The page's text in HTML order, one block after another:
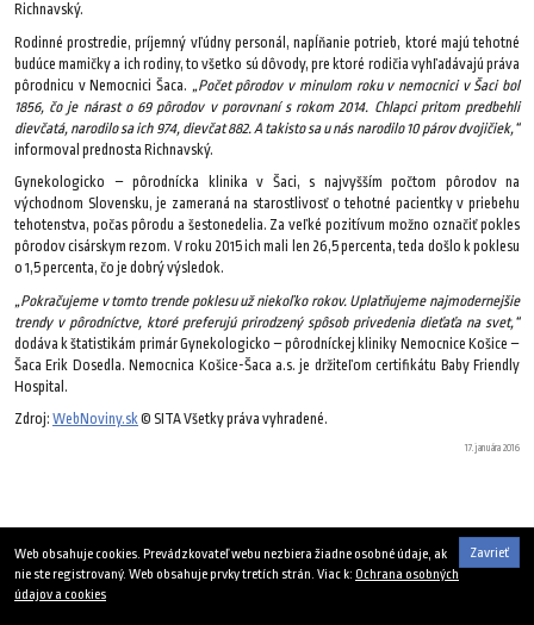
Richnavský.
Rodinné prostredie, príjemný vľúdny personál, napĺňanie potrieb, ktoré majú tehotné
budúce mamičky a ich rodiny, to všetko sú dôvody, pre ktoré rodičia vyhľadávajú práva
pôrodnicu v Nemocnici Šaca. „Počet pôrodov v minulom roku v nemocnici v Šaci bol
1856, čo je nárast o 69 pôrodov v porovnaní s rokom 2014. Chlapci pritom predbehli
dievčatá, narodilo sa ich 974, dievčat 882. A takisto sa u nás narodilo 10 párov dvojičiek,“
informoval prednosta Richnavský.
Gynekologicko – pôrodnícka klinika v Šaci, s najvyšším počtom pôrodov na
východnom Slovensku, je zameraná na starostlivosť o tehotné pacientky v priebehu
tehotenstva, počas pôrodu a šestonedelia. Za veľké pozitívum možno označiť pokles
pôrodov cisárskym rezom. V roku 2015 ich mali len 26,5 percenta, teda došlo k poklesu
o 1,5 percenta, čo je dobrý výsledok.
„Pokračujeme v tomto trende poklesu už niekoľko rokov. Uplatňujeme najmodernejšie
trendy v pôrodníctve, ktoré preferujú prirodzený spôsob privedenia dieťaťa na svet,“
dodáva k štatistikám primár Gynekologicko – pôrodníckej kliniky Nemocnice Košice –
Šaca Erik Dosedla. Nemocnica Košice-Šaca a.s. je držiteľom certifikátu Baby Friendly
Hospital.
Zdroj: WebNoviny.sk© SITA Všetky práva vyhradené.
17. januára 2016
Zavrieť
Web obsahuje cookies. Prevádzkovateľ webu nezbiera žiadne osobné údaje, ak
nie ste registrovaný. Web obsahuje prvky tretích strán. Viac k: Ochrana osobných
údajov a cookies